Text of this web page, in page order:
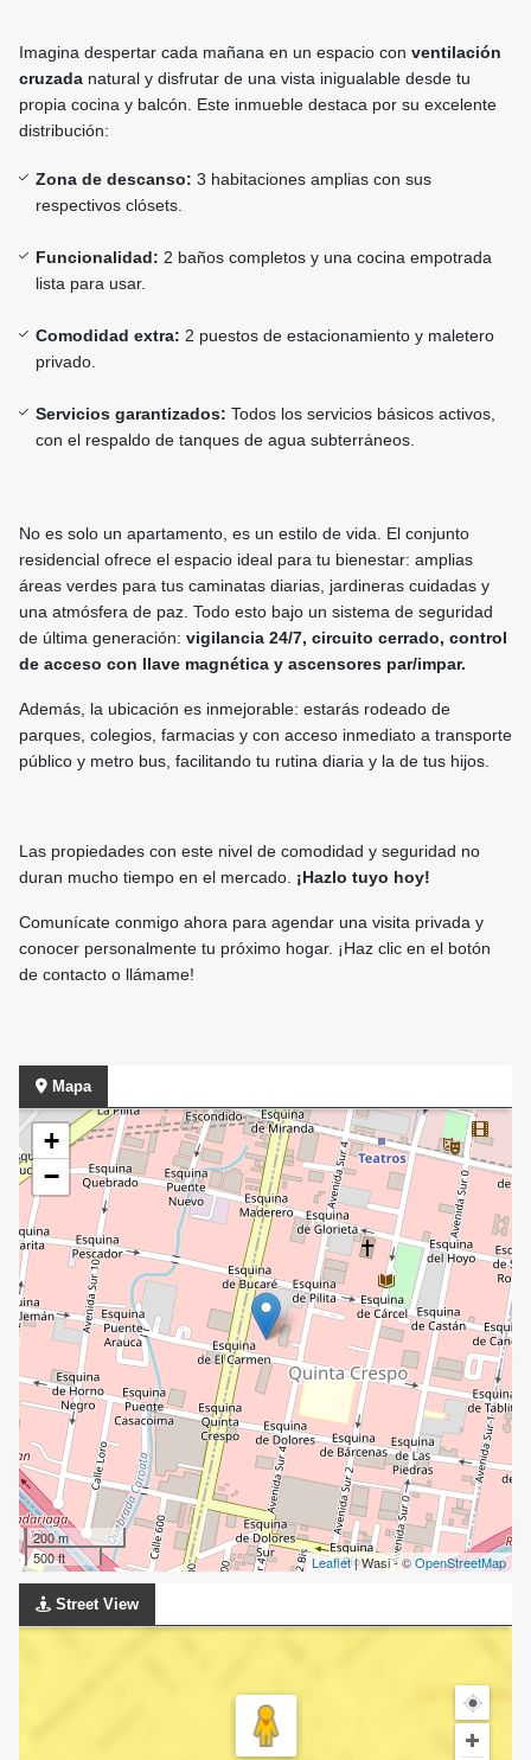
Imagina despertar cada mañana en un espacio con ventilación
cruzada natural y disfrutar de una vista inigualable desde tu
propia cocina y balcón. Este inmueble destaca por su excelente
distribución:
Zona de descanso: 3 habitaciones amplias con sus
respectivos clósets.
Funcionalidad: 2 baños completos y una cocina empotrada
lista para usar.
Comodidad extra: 2 puestos de estacionamiento y maletero
privado.
Servicios garantizados: Todos los servicios básicos activos,
con el respaldo de tanques de agua subterráneos.
No es solo un apartamento, es un estilo de vida. El conjunto
residencial ofrece el espacio ideal para tu bienestar: amplias
áreas verdes para tus caminatas diarias, jardineras cuidadas y
una atmósfera de paz. Todo esto bajo un sistema de seguridad
de última generación: vigilancia 24/7, circuito cerrado, control
de acceso con llave magnética y ascensores par/impar.
Además, la ubicación es inmejorable: estarás rodeado de
parques, colegios, farmacias y con acceso inmediato a transporte
público y metro bus, facilitando tu rutina diaria y la de tus hijos.
Las propiedades con este nivel de comodidad y seguridad no
duran mucho tiempo en el mercado. ¡Hazlo tuyo hoy!
Comunícate conmigo ahora para agendar una visita privada y
conocer personalmente tu próximo hogar. ¡Haz clic en el botón
de contacto o llámame!
Mapa
+
−
200 m
500 ft
Leaflet| Wasi - ©OpenStreetMap
Street View